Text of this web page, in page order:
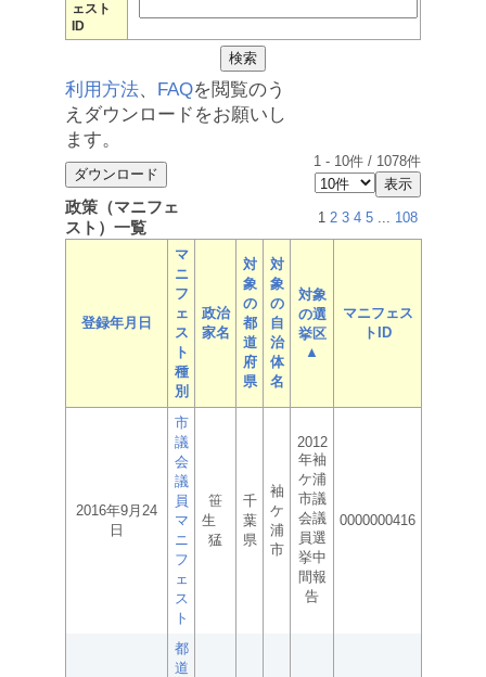
ェスト
ID
利用方法、 FAQを閲覧のう
えダウンロードをお願いし
ます。
1 - 10件 / 1078件
政策（マニフェ
スト）一覧
1 2 3 4 5 ... 108
登録年月日
マ
ニ
フ
ェ
ス
ト
種
別
政治
家名
対
象
の
都
道
府
県
対
象
の
自
治
体
名
対象
の選
挙区
▲
マニフェス
トID
2016年9月24
日
市
議
会
議
員
マ
ニ
フ
ェ
ス
ト
笹
生
猛
千
葉
県
袖
ケ
浦
市
2012
年袖
ケ浦
市議
会議
員選
挙中
間報
告
0000000416
都
道